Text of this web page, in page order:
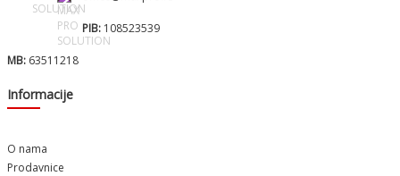
PIB: 108523539
MB: 63511218
Informacije
O nama
Prodavnice